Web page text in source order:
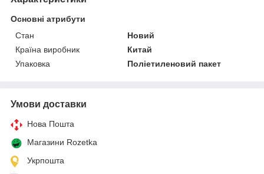
Основні атрибути
Стан
Новий
Країна виробник
Китай
Упаковка
Поліетиленовий пакет
Умови доставки
Нова Пошта
Магазини Rozetka
Укрпошта